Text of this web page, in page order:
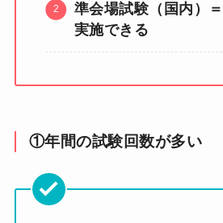
準会場試験（国内）
実施できる
①年間の試験回数が多い